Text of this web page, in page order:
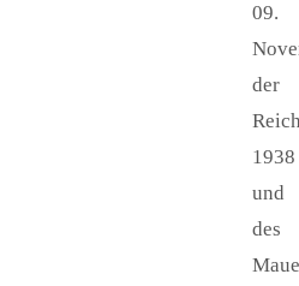
09.
der
1938
und
des